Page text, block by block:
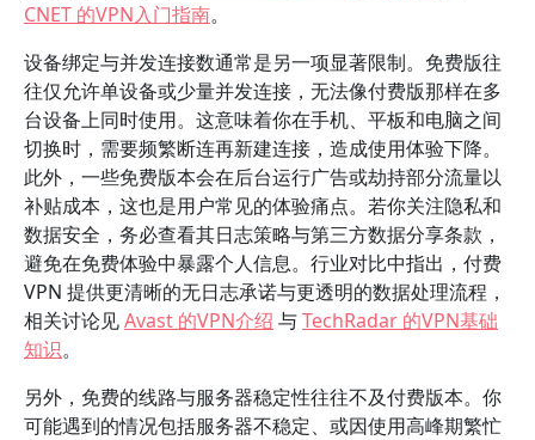
CNET 的VPN入门指南。
设备绑定与并发连接数通常是另一项显著限制。免费版往
往仅允许单设备或少量并发连接，无法像付费版那样在多
台设备上同时使用。这意味着你在手机、平板和电脑之间
切换时，需要频繁断连再新建连接，造成使用体验下降。
此外，一些免费版本会在后台运行广告或劫持部分流量以
补贴成本，这也是用户常见的体验痛点。若你关注隐私和
数据安全，务必查看其日志策略与第三方数据分享条款，
避免在免费体验中暴露个人信息。行业对比中指出，付费
VPN 提供更清晰的无日志承诺与更透明的数据处理流程，
相关讨论见Avast 的VPN介绍 与TechRadar 的VPN基础
知识。
另外，免费的线路与服务器稳定性往往不及付费版本。你
可能遇到的情况包括服务器不稳定、或因使用高峰期繁忙